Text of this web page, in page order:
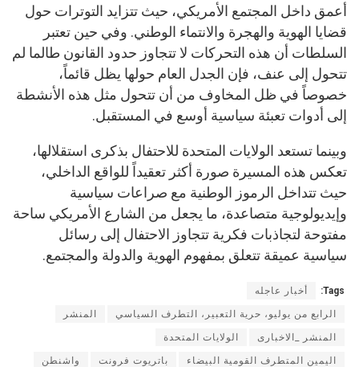
أعمق داخل المجتمع الأمريكي، حيث تتزايد التوترات حول
قضايا الهوية والهجرة والانتماء الوطني. وفي حين تعتبر
السلطات أن هذه التحركات لا تتجاوز حدود القانون طالما لم
تتحول إلى عنف، فإن الجدل العام حولها يظل قائماً،
خصوصاً في ظل المخاوف من أن تتحول مثل هذه الأنشطة
إلى أدوات تعبئة سياسية أوسع في المستقبل.
وبينما تستعد الولايات المتحدة للاحتفال بذكرى استقلالها،
تعكس هذه المسيرة صورة أكثر تعقيداً للواقع الداخلي،
حيث تتداخل الرموز الوطنية مع صراعات سياسية
وإيديولوجية متصاعدة، ما يجعل من الشارع الأمريكي ساحة
مفتوحة لتجاذبات فكرية تتجاوز الاحتفال إلى رسائل
سياسية عميقة تتعلق بمفهوم الهوية والدولة والمجتمع.
Tags: أخبار عاجله
الرابع من يوليو، حرية التعبير، التطرف السياسي المنشر
المنشر _الاخبارى الولايات المتحدة
اليمين المتطرف القومية البيضاء باتريوت فرونت واشنطن